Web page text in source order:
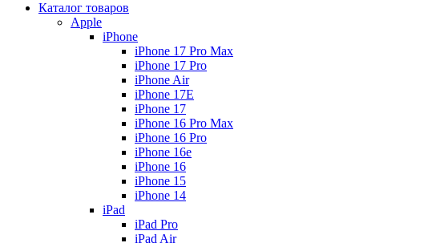
Каталог товаров
Apple
iPhone
iPhone 17 Pro Max
iPhone 17 Pro
iPhone Air
iPhone 17E
iPhone 17
iPhone 16 Pro Max
iPhone 16 Pro
iPhone 16e
iPhone 16
iPhone 15
iPhone 14
iPad
iPad Pro
iPad Air